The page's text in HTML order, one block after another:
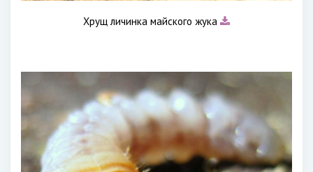
Хрущ личинка майского жука